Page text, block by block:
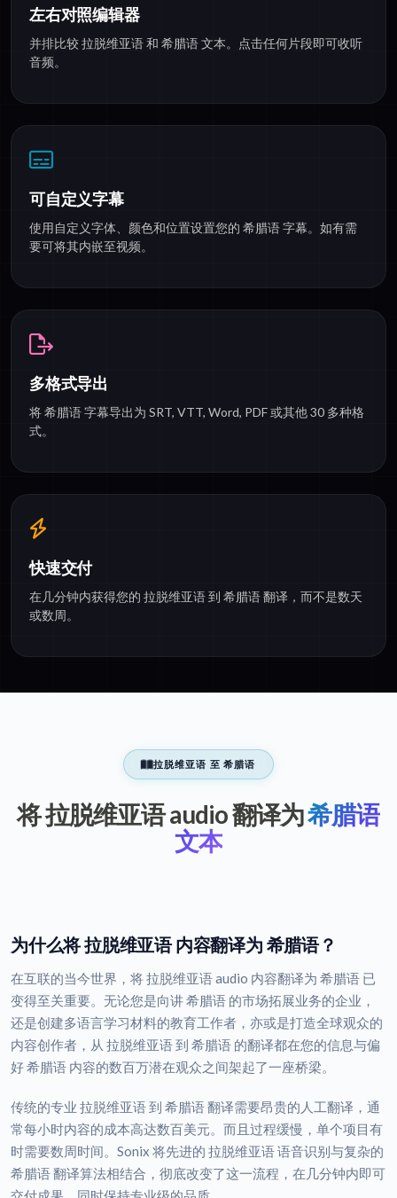
左右对照编辑器
并排比较 拉脱维亚语 和 希腊语 文本。点击任何片段即可收听
音频。
可自定义字幕
使用自定义字体、颜色和位置设置您的 希腊语 字幕。如有需
要可将其内嵌至视频。
多格式导出
将 希腊语 字幕导出为 SRT, VTT, Word, PDF 或其他 30 多种格
式。
快速交付
在几分钟内获得您的 拉脱维亚语 到 希腊语 翻译，而不是数天
或数周。
拉脱维亚语 至 希腊语
将 拉脱维亚语 audio 翻译为希腊语
文本
为什么将 拉脱维亚语 内容翻译为 希腊语？
在互联的当今世界，将 拉脱维亚语 audio 内容翻译为 希腊语 已
变得至关重要。无论您是向讲 希腊语 的市场拓展业务的企业，
还是创建多语言学习材料的教育工作者，亦或是打造全球观众的
内容创作者，从 拉脱维亚语 到 希腊语 的翻译都在您的信息与偏
好 希腊语 内容的数百万潜在观众之间架起了一座桥梁。
传统的专业 拉脱维亚语 到 希腊语 翻译需要昂贵的人工翻译，通
常每小时内容的成本高达数百美元。而且过程缓慢，单个项目有
时需要数周时间。Sonix 将先进的 拉脱维亚语 语音识别与复杂的
希腊语 翻译算法相结合，彻底改变了这一流程，在几分钟内即可